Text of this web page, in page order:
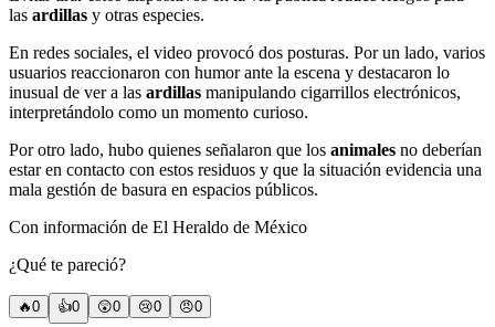
las ardillas y otras especies.
En redes sociales, el video provocó dos posturas. Por un lado, varios
usuarios reaccionaron con humor ante la escena y destacaron lo
inusual de ver a las ardillas manipulando cigarrillos electrónicos,
interpretándolo como un momento curioso.
Por otro lado, hubo quienes señalaron que los animales no deberían
estar en contacto con estos residuos y que la situación evidencia una
mala gestión de basura en espacios públicos.
Con información de El Heraldo de México
¿Qué te pareció?
🔥0 👍0 😲0 😢0 😠0